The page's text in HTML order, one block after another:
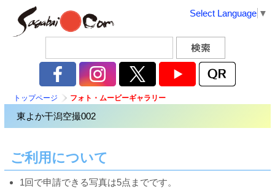
Select Language ▼
トップページ フォト・ムービーギャラリー
東よか干潟空撮002
ご利用について
1回で申請できる写真は5点までです。